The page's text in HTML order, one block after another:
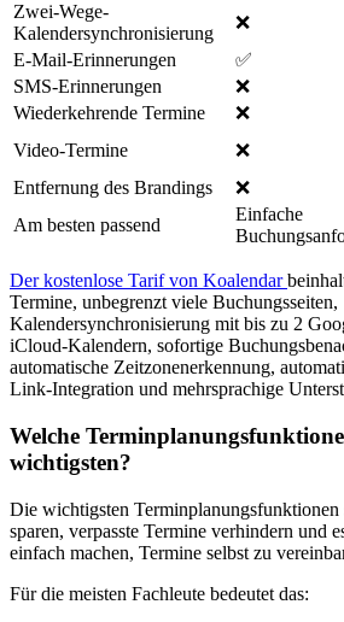
Zwei-Wege-
Kalendersynchronisierung
❌
E-Mail-Erinnerungen
✅
SMS-Erinnerungen
❌
Wiederkehrende Termine
❌
Video-Termine
❌
Entfernung des Brandings
❌
Am besten passend
Einfache
Der kostenlose Tarif von Koalendar
Termine, unbegrenzt viele Buchungsseiten,
Kalendersynchronisierung mit bis zu 2
iCloud-Kalendern, sofortige
automatische Zeitzonenerkennung,
Link-Integration und mehrsprachige
Welche
wichtigsten?
Die wichtigsten
sparen, verpasste Termine verhindern und
einfach machen, Termine selbst zu
Für die meisten Fachleute bedeutet das: